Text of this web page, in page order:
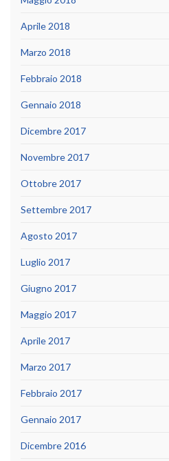
Aprile 2018
Marzo 2018
Febbraio 2018
Gennaio 2018
Dicembre 2017
Novembre 2017
Ottobre 2017
Settembre 2017
Agosto 2017
Luglio 2017
Giugno 2017
Maggio 2017
Aprile 2017
Marzo 2017
Febbraio 2017
Gennaio 2017
Dicembre 2016